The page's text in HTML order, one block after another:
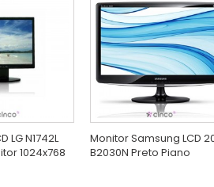
LG N1742L
1024x768
Monitor Samsung LCD
B2030N Preto Piano